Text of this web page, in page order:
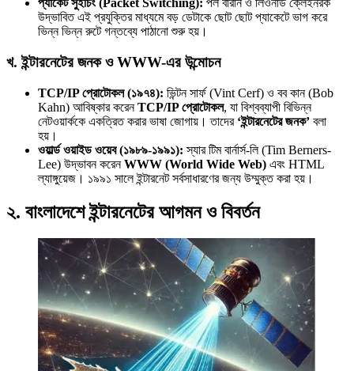
এশিয়ান সেঞ্চুরির দ্বৈরথ: চীন-ভারতের বৈশ্বিক…
অর্থ পাচারের মহাকাব্য: ১০০ ডলারের…
প্যাকেট সুইচিং (Packet Switching): পল বারান ও লিওনার্ড ক্লেইনরক
উদ্ভাবিত এই প্রযুক্তির মাধ্যমে বড় ডেটাকে ছোট ছোট প্যাকেটে ভাগ করে
ভিন্ন ভিন্ন রুটে গন্তব্যে পাঠানো শুরু হয়।
খ. ইন্টারনেটের জনক ও WWW-এর উন্মোচন
TCP/IP প্রোটোকল (১৯৭৪): ভিন্টন সার্ফ (Vint Cerf) ও বব কান (Bob
Kahn) আবিষ্কার করেনTCP/IP প্রোটোকল, যা বিশ্বব্যাপী বিভিন্ন
নেটওয়ার্ককে একত্রিত করার ভাষা জোগায়। তাদের ‘ইন্টারনেটের জনক’ বলা
হয়।
ওয়ার্ল্ড ওয়াইড ওয়েব (১৯৮৯-১৯৯১): স্যার টিম বার্নার্স-লি (Tim Berners-
Lee) উদ্ভাবন করেনWWW (World Wide Web) এবং HTML
ল্যাঙ্গুয়েজ। ১৯৯১ সালে ইন্টারনেট সর্বসাধারণের জন্য উম্মুক্ত করা হয়।
২. বাংলাদেশে ইন্টারনেটের আগমন ও বিবর্তন